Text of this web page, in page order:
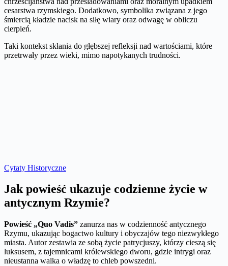
cesarstwa rzymskiego. Dodatkowo, symbolika związana z jego
śmiercią kładzie nacisk na siłę wiary oraz odwagę w obliczu
cierpień.
Taki kontekst skłania do głębszej refleksji nad wartościami, które
przetrwały przez wieki, mimo napotykanych trudności.
Cytaty Historyczne
Jak powieść ukazuje codzienne życie w
antycznym Rzymie?
Powieść „Quo Vadis” zanurza nas w codzienność antycznego
Rzymu, ukazując bogactwo kultury i obyczajów tego niezwykłego
miasta. Autor zestawia ze sobą życie patrycjuszy, którzy cieszą się
luksusem, z tajemnicami królewskiego dworu, gdzie intrygi oraz
nieustanna walka o władzę to chleb powszedni.